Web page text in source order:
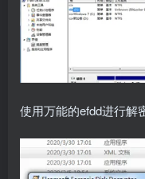
使用万能的efdd进行解